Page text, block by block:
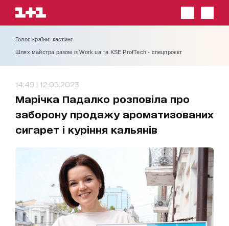
Голос країни: кастинг
Шлях майстра разом із Work.ua та KSE ProfTech - спецпроєкт
14:49 | 12.05.2023
Марічка Падалко розповіла про
заборону продажу ароматизованих
сигарет і куріння кальянів